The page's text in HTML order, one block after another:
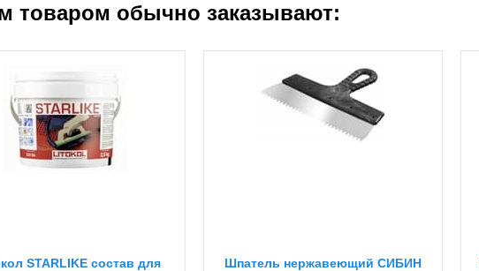
товаром обычно заказывают:
STARLIKE состав для
Шпатель нержавеющий СИБИН